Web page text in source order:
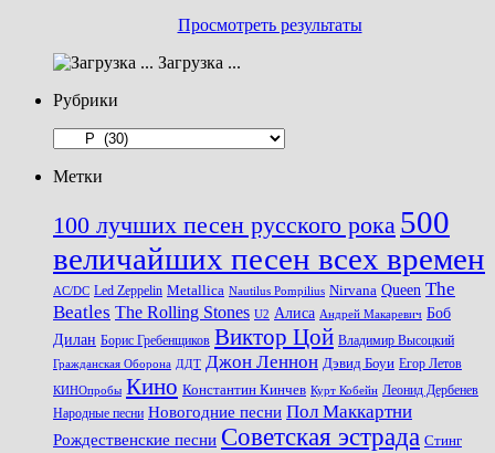
Просмотреть результаты
Загрузка ...
Рубрики
Рубрики
Метки
100 лучших песен русского рока 500
величайших песен всех времен
AC/DC Led Zeppelin Metallica Nautilus Pompilius Nirvana Queen The
Beatles The Rolling Stones U2 Алиса Андрей Макаревич Боб
Дилан Борис Гребенщиков Виктор Цой Владимир Высоцкий
Гражданская Оборона ДДТ Джон Леннон Дэвид Боуи Егор Летов
КИНОпробы Кино Константин Кинчев Курт Кобейн Леонид Дербенев
Народные песни Новогодние песни Пол Маккартни
Рождественские песни Советская эстрада Стинг